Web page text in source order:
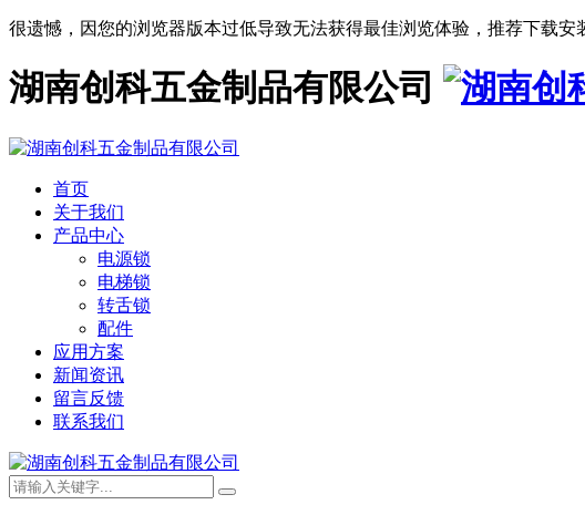
很遗憾，因您的浏览器版本过低导致无法获得最佳浏览体验，推荐下载安
湖南创科五金制品有限公司
首页
关于我们
产品中心
电源锁
电梯锁
转舌锁
配件
应用方案
新闻资讯
留言反馈
联系我们